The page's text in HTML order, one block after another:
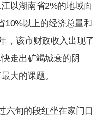
以湖南省2%的地域面
10%以上的经济总量和
，该市财政收入出现了
走出矿竭城衰的阴
大的课题。
旬的段红坐在家门口